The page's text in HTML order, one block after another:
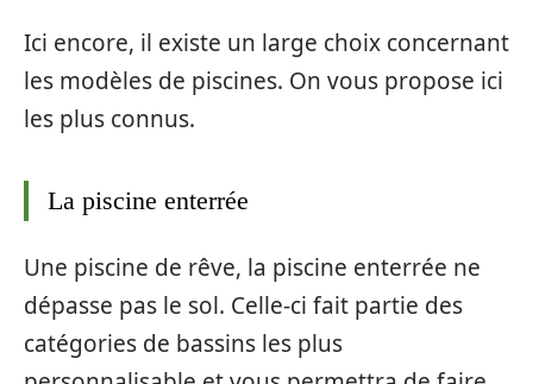
Ici encore, il existe un large choix concernant
les modèles de piscines. On vous propose ici
les plus connus.
La piscine enterrée
Une piscine de rêve, la piscine enterrée ne
dépasse pas le sol. Celle-ci fait partie des
catégories de bassins les plus